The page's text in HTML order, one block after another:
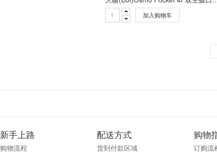
加入购物车
新手上路
购物流程
配送方式
货到付款区域
购物
订购流